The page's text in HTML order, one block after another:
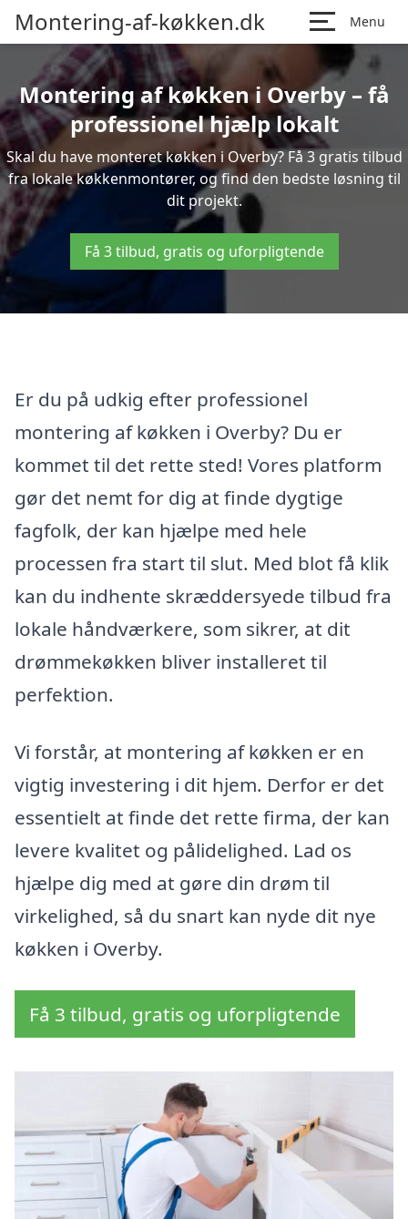
Montering-af-køkken.dk Menu
Montering af køkken i Overby – få
professionel hjælp lokalt
Skal du have monteret køkken i Overby? Få 3 gratis tilbud
fra lokale køkkenmontører, og find den bedste løsning til
dit projekt.
Få 3 tilbud, gratis og uforpligtende
Er du på udkig efter professionel
montering af køkken i Overby? Du er
kommet til det rette sted! Vores platform
gør det nemt for dig at finde dygtige
fagfolk, der kan hjælpe med hele
processen fra start til slut. Med blot få klik
kan du indhente skræddersyede tilbud fra
lokale håndværkere, som sikrer, at dit
drømmekøkken bliver installeret til
perfektion.
Vi forstår, at montering af køkken er en
vigtig investering i dit hjem. Derfor er det
essentielt at finde det rette firma, der kan
levere kvalitet og pålidelighed. Lad os
hjælpe dig med at gøre din drøm til
virkelighed, så du snart kan nyde dit nye
køkken i Overby.
Få 3 tilbud, gratis og uforpligtende